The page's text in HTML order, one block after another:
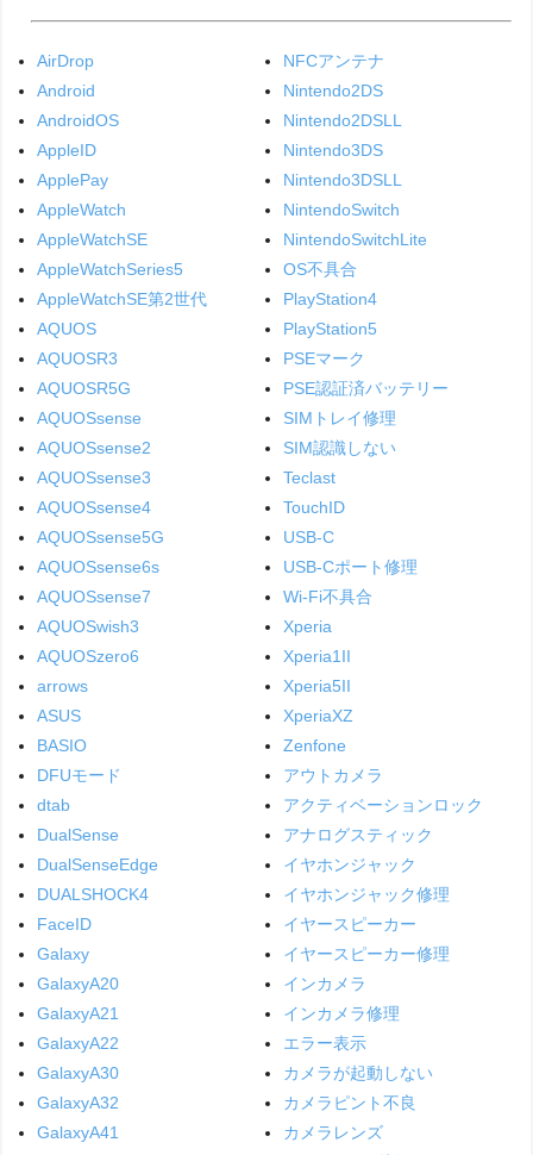
AirDrop
Android
AndroidOS
AppleID
ApplePay
AppleWatch
AppleWatchSE
AppleWatchSeries5
AppleWatchSE第2世代
AQUOS
AQUOSR3
AQUOSR5G
AQUOSsense
AQUOSsense2
AQUOSsense3
AQUOSsense4
AQUOSsense5G
AQUOSsense6s
AQUOSsense7
AQUOSwish3
AQUOSzero6
arrows
ASUS
BASIO
DFUモード
dtab
DualSense
DualSenseEdge
DUALSHOCK4
FaceID
Galaxy
GalaxyA20
GalaxyA21
GalaxyA22
GalaxyA30
GalaxyA32
GalaxyA41
NFCアンテナ
Nintendo2DS
Nintendo2DSLL
Nintendo3DS
Nintendo3DSLL
NintendoSwitch
NintendoSwitchLite
OS不具合
PlayStation4
PlayStation5
PSEマーク
PSE認証済バッテリー
SIMトレイ修理
SIM認識しない
Teclast
TouchID
USB-C
USB-Cポート修理
Wi-Fi不具合
Xperia
Xperia1II
Xperia5II
XperiaXZ
Zenfone
アウトカメラ
アクティベーションロック
アナログスティック
イヤホンジャック
イヤホンジャック修理
イヤースピーカー
イヤースピーカー修理
インカメラ
インカメラ修理
エラー表示
カメラが起動しない
カメラピント不良
カメラレンズ